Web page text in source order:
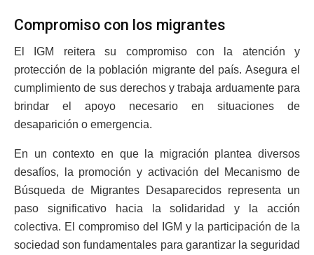
Compromiso con los migrantes
El IGM reitera su compromiso con la atención y
protección de la población migrante del país. Asegura el
cumplimiento de sus derechos y trabaja arduamente para
brindar el apoyo necesario en situaciones de
desaparición o emergencia.
En un contexto en que la migración plantea diversos
desafíos, la promoción y activación del Mecanismo de
Búsqueda de Migrantes Desaparecidos representa un
paso significativo hacia la solidaridad y la acción
colectiva. El compromiso del IGM y la participación de la
sociedad son fundamentales para garantizar la seguridad